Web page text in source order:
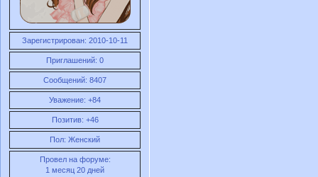
Зарегистрирован: 2010-10-11
Приглашений: 0
Сообщений: 8407
Уважение: +84
Позитив: +46
Пол: Женский
Провел на форуме:
1 месяц 20 дней